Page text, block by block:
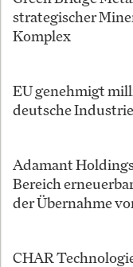
strategischer
Komplex
EU genehmigt
deutsche Industrie
Adamant
Bereich
der Übernahme
CHAR